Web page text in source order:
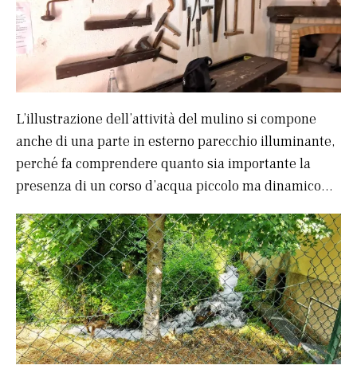
L’illustrazione dell’attività del mulino si compone
anche di una parte in esterno parecchio illuminante,
perché fa comprendere quanto sia importante la
presenza di un corso d’acqua piccolo ma dinamico…